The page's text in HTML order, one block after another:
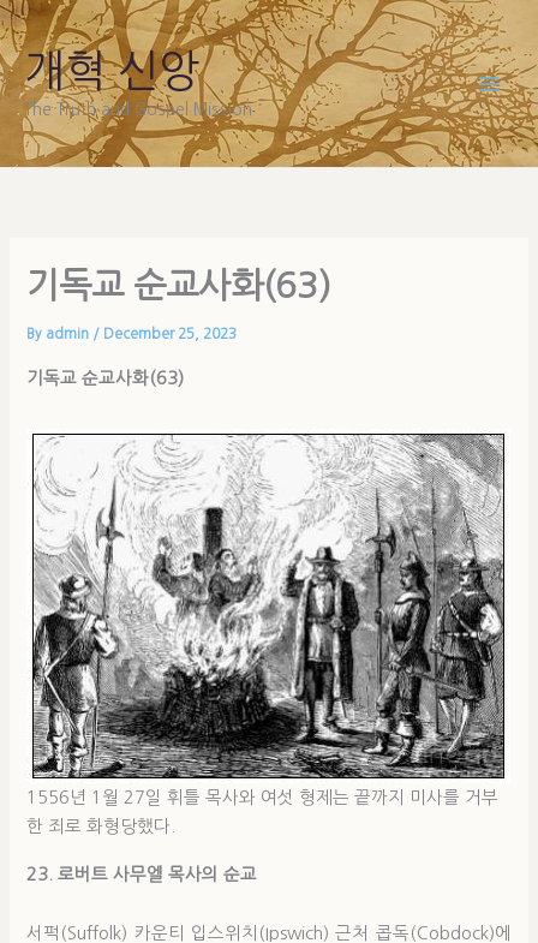
Skip
to
content
개혁 신앙
The Truth and Gospel Mission
기독교 순교사화(63)
By admin / December 25, 2023
기독교 순교사화(63)
1556년 1월 27일 휘틀 목사와 여섯 형제는 끝까지 미사를 거부
한 죄로 화형당했다.
23. 로버트 사무엘 목사의 순교
서퍽(Suffolk) 카운티 입스위치(Ipswich) 근처 콥독(Cobdock)에